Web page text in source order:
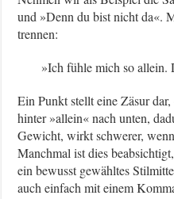
und »Denn du bist nicht da«.
trennen:
»Ich fühle mich so allein.
Ein Punkt stellt eine Zäsur
hinter »allein« nach unten,
Gewicht, wirkt schwerer,
Manchmal ist dies
ein bewusst gewähltes
auch einfach mit einem